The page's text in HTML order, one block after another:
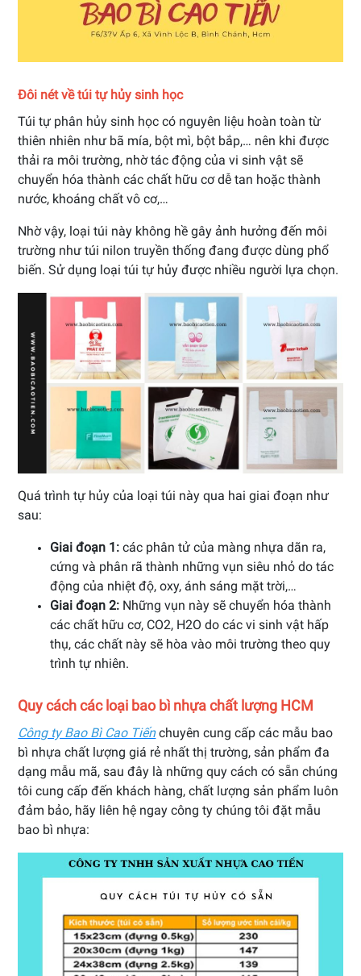
Đôi nét về túi tự hủy sinh học
Túi tự phân hủy sinh học có nguyên liệu hoàn toàn từ
thiên nhiên như bã mía, bột mì, bột bắp,… nên khi được
thải ra môi trường, nhờ tác động của vi sinh vật sẽ
chuyển hóa thành các chất hữu cơ dễ tan hoặc thành
nước, khoáng chất vô cơ,…
Nhờ vậy, loại túi này không hề gây ảnh hưởng đến môi
trường như túi nilon truyền thống đang được dùng phổ
biến. Sử dụng loại túi tự hủy được nhiều người lựa chọn.
Quá trình tự hủy của loại túi này qua hai giai đoạn như
sau:
Giai đoạn 1: các phân tử của màng nhựa dãn ra,
cứng và phân rã thành những vụn siêu nhỏ do tác
động của nhiệt độ, oxy, ánh sáng mặt trời,…
Giai đoạn 2: Những vụn này sẽ chuyển hóa thành
các chất hữu cơ, CO2, H2O do các vi sinh vật hấp
thụ, các chất này sẽ hòa vào môi trường theo quy
trình tự nhiên.
Quy cách các loại bao bì nhựa chất lượng HCM
Công ty Bao Bì Cao Tiếnchuyên cung cấp các mẫu bao
bì nhựa chất lượng giá rẻ nhất thị trường, sản phẩm đa
dạng mẫu mã, sau đây là những quy cách có sẵn chúng
tôi cung cấp đến khách hàng, chất lượng sản phẩm luôn
đảm bảo, hãy liên hệ ngay công ty chúng tôi đặt mẫu
bao bì nhựa: